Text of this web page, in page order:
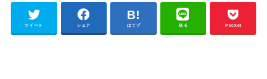
ツイート シェア はてブ 送る Pocket